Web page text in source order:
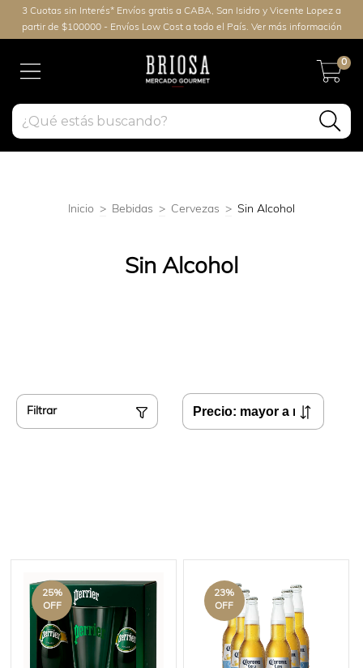
3 Cuotas sin Interés* Envíos gratis a CABA, San Isidro y Vicente Lopez a
partir de $100000 - Envíos Low Cost a todo el País. Ver más información
0
Inicio > Bebidas > Cervezas > Sin Alcohol
Sin Alcohol
Filtrar
25%
OFF
23%
OFF